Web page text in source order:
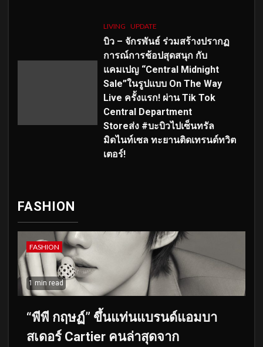
LIVING UPDATE
บิว – จักรพันธ์ ร่วมสร้างปรากฏ
การณ์การช้อปสุดสนุก กับ
แคมเปญ “Central Midnight
Sale”ในรูปแบบ On The Way
Live ครั้งแรก! ผ่าน Tik Tok
Central Department
Storeส่ง #บะบิวไปเซ็นทรัล
มิดไนท์เซล ทะยานติดเทรนด์ทวิต
เตอร์!
FASHION
FASHION
1 min read
“พีพี กฤษฏ์” ขึ้นแท่นแบรนด์แอมบา
สเดอร์ Cartier คนล่าสุดจาก